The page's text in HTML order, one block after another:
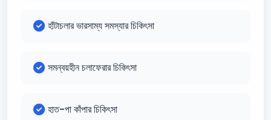
হাঁটাচলার ভারসাম্য সমস্যার চিকিৎসা
সমন্বয়হীন চলাফেরার চিকিৎসা
হাত-পা কাঁপার চিকিৎসা